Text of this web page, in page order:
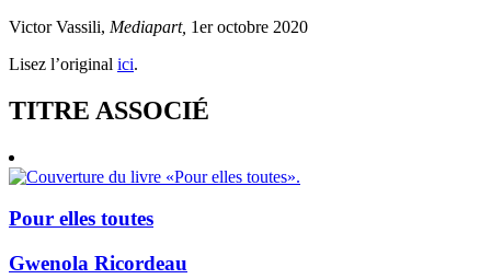
Victor Vassili, Mediapart, 1er octobre 2020
Lisez l’original ici.
TITRE ASSOCIÉ
Pour elles toutes
Gwenola Ricordeau